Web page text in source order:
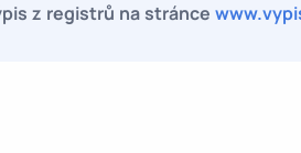
z registrů na stránce